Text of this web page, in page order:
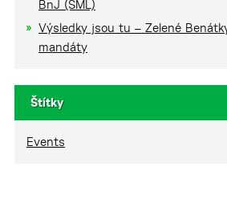
BnJ (SML)
Výsledky jsou tu – Zelené
mandáty
Štítky
Events